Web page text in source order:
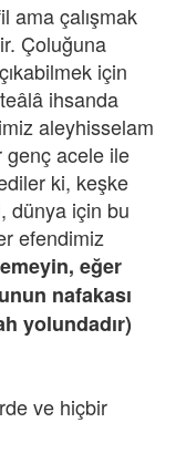
ama çalışmak
Çoluğuna
için
ihsanda
aleyhisselam
genç acele ile
ki, keşke
dünya için bu
efendimiz
eğer
nafakası
yolundadır)
ve hiçbir